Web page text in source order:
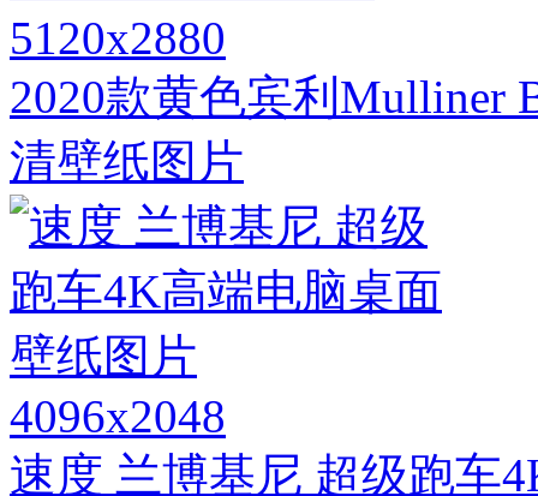
5120x2880
2020款黄色宾利Mulliner
清壁纸图片
4096x2048
速度 兰博基尼 超级跑车